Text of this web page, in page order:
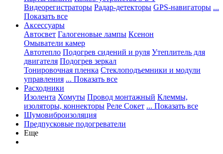
Видеорегистраторы Радар-детекторы GPS-навигаторы ...
Показать все
Аксессуары
Автосвет Галогеновые лампы Ксенон
Омыватели камер
Автотепло Подогрев сидений и руля Утеплитель для
двигателя Подогрев зеркал
Тонировочная пленка Стеклоподъемники и модули
управления ... Показать все
Расходники
Изолента Хомуты Провод монтажный Клеммы,
изоляторы, коннекторы Реле Сокет ... Показать все
Шумовиброизоляция
Предпусковые подогреватели
Еще